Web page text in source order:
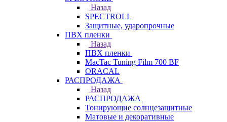
Назад
SPECTROLL
Защитные, ударопрочные
ПВХ пленки
Назад
ПВХ пленки
MacTac Tuning Film 700 BF
ORACAL
РАСПРОДАЖА
Назад
РАСПРОДАЖА
Тонирующие солнцезащитные
Матовые и декоративные